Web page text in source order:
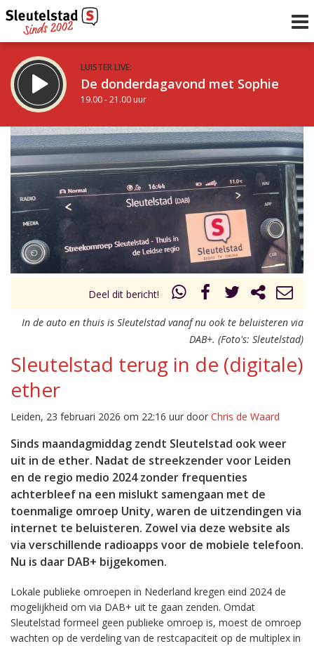
LUISTER LIVE:
De donderdagavond met Sophie
19.00 - 21.00 uur
STRAKS:
De avond van Sleutelstad
21.00 - 0.00 uur
Vorig uur
uur 1 van 0 Volgend uur
Deel dit bericht!
In de auto en thuis is Sleutelstad vanaf nu ook te beluisteren via
DAB+. (Foto's: Sleutelstad)
Sleutelstad terug in de (digitale)
ether
Leiden, 23 februari 2026 om 22:16 uur door Chris de Waard
Sinds maandagmiddag zendt Sleutelstad ook weer
uit in de ether. Nadat de streekzender voor Leiden
en de regio medio 2024 zonder frequenties
achterbleef na een mislukt samengaan met de
toenmalige omroep Unity, waren de uitzendingen via
internet te beluisteren. Zowel via deze website als
via verschillende radioapps voor de mobiele telefoon.
Nu is daar DAB+ bijgekomen.
Lokale publieke omroepen in Nederland kregen eind 2024 de
mogelijkheid om via DAB+ uit te gaan zenden. Omdat
Sleutelstad formeel geen publieke omroep is, moest de omroep
wachten op de verdeling van de restcapaciteit op de multiplex in